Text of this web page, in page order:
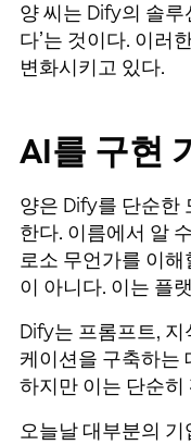
양 씨는 Dify의 솔루
다’는 것이다. 이러
변화시키고 있다.
AI를 구현
양은 Dify를 단순한
한다. 이름에서 알
로소 무언가를 이
이 아니다. 이는 플
Dify는 프롬프트, 지
케이션을 구축하는
하지만 이는 단순히
오늘날 대부분의